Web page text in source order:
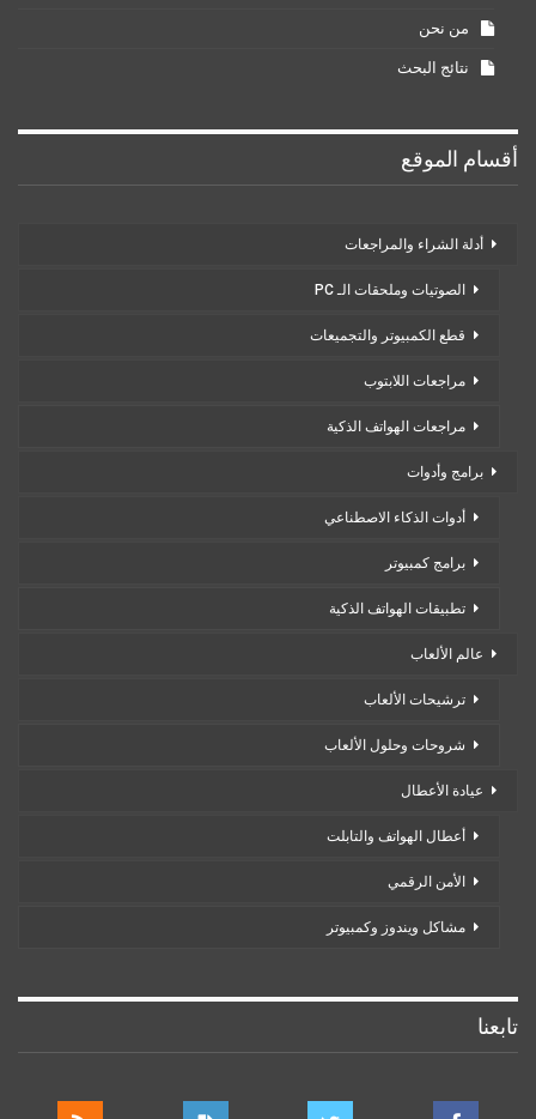
من نحن
نتائج البحث
أقسام الموقع
أدلة الشراء والمراجعات
الصوتيات وملحقات الـ PC
قطع الكمبيوتر والتجميعات
مراجعات اللابتوب
مراجعات الهواتف الذكية
برامج وأدوات
أدوات الذكاء الاصطناعي
برامج كمبيوتر
تطبيقات الهواتف الذكية
عالم الألعاب
ترشيحات الألعاب
شروحات وحلول الألعاب
عيادة الأعطال
أعطال الهواتف والتابلت
الأمن الرقمي
مشاكل ويندوز وكمبيوتر
تابعنا